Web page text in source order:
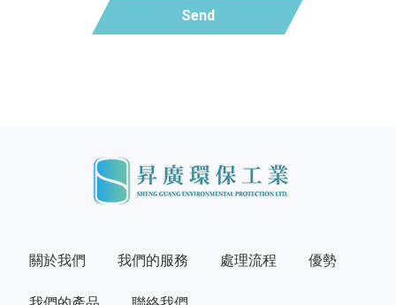
Send
關於我們 我們的服務 處理流程 優勢